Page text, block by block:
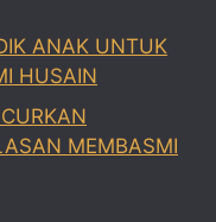
ANAK UNTUK
HUSAIN
MEMBASMI